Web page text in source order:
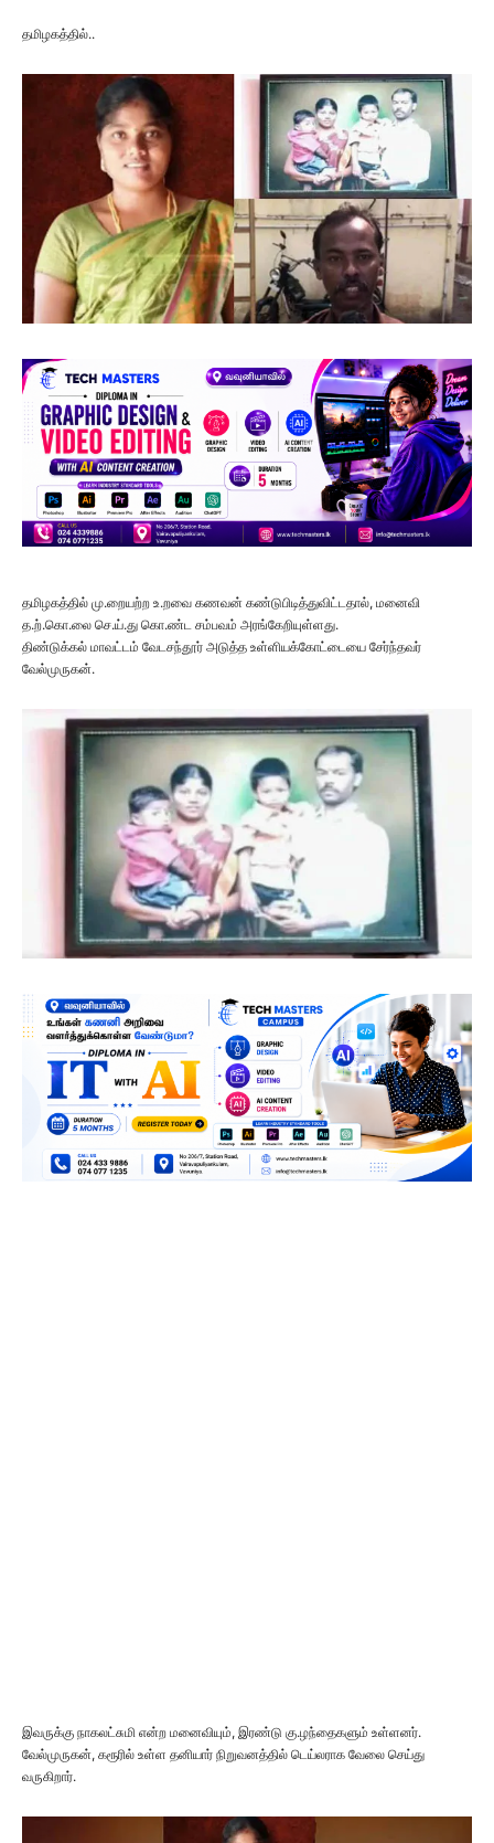
தமிழகத்தில்..
தமிழகத்தில் மு.றையற்ற உ.றவை கணவன் கண்டுபிடித்துவிட்டதால், மனைவி
த.ற்.கொ.லை செ.ய்.து கொ.ண்ட சம்பவம் அரங்கேறியுள்ளது.
திண்டுக்கல் மாவட்டம் வேடசந்தூர் அடுத்த உள்ளியக்கோட்டையை சேர்ந்தவர்
வேல்முருகன்.
இவருக்கு நாகலட்சுமி என்ற மனைவியும், இரண்டு கு.ழந்தைகளும் உள்ளனர்.
வேல்முருகன், கரூரில் உள்ள தனியார் நிறுவனத்தில் டெய்லராக வேலை செய்து
வருகிறார்.